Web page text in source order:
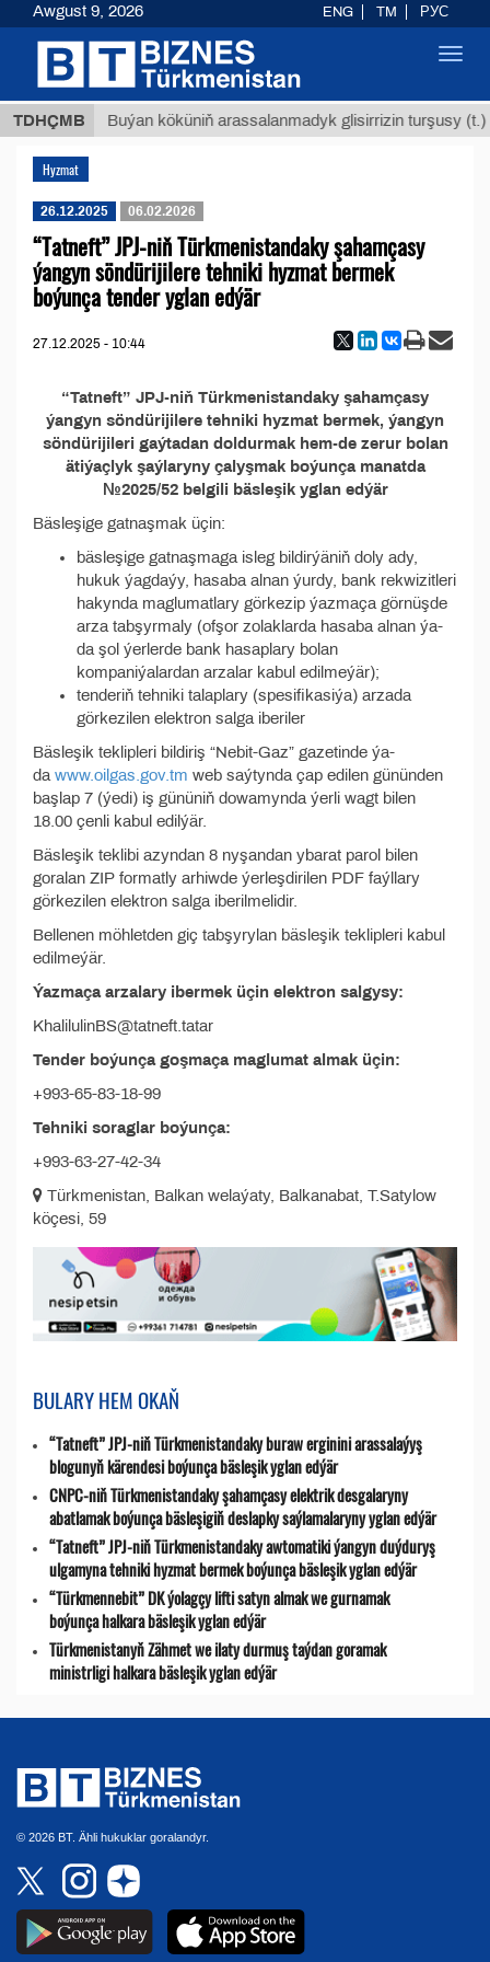
TDHÇMB
ТМТ Buýan köküniň arassalanmadyk glisirrizin turşusy (t.)
Hyzmat
26.12.2025 06.02.2026
“Tatneft” JPJ-niň Türkmenistandaky şahamçasy
ýangyn söndürijilere tehniki hyzmat bermek
boýunça tender yglan edýär
27.12.2025 - 10:44
“Tatneft” JPJ-niň Türkmenistandaky şahamçasy
ýangyn söndürijilere tehniki hyzmat bermek, ýangyn
söndürijileri gaýtadan doldurmak hem-de zerur bolan
ätiýaçlyk şaýlaryny çalyşmak boýunça manatda
№2025/52 belgili bäsleşik yglan edýär
Bäsleşige gatnaşmak üçin:
bäsleşige gatnaşmaga isleg bildirýäniň doly ady,
hukuk ýagdaýy, hasaba alnan ýurdy, bank rekwizitleri
hakynda maglumatlary görkezip ýazmaça görnüşde
arza tabşyrmaly (ofşor zolaklarda hasaba alnan ýa-
da şol ýerlerde bank hasaplary bolan
kompaniýalardan arzalar kabul edilmeýär);
tenderiň tehniki talaplary (spesifikasiýa) arzada
görkezilen elektron salga iberiler
Bäsleşik teklipleri bildiriş “Nebit-Gaz” gazetinde ýa-
da www.oilgas.gov.tm web saýtynda çap edilen gününden
başlap 7 (ýedi) iş gününiň dowamynda ýerli wagt bilen
18.00 çenli kabul edilýär.
Bäsleşik teklibi azyndan 8 nyşandan ybarat parol bilen
goralan ZIP formatly arhiwde ýerleşdirilen PDF faýllary
görkezilen elektron salga iberilmelidir.
Bellenen möhletden giç tabşyrylan bäsleşik teklipleri kabul
edilmeýär.
Ýazmaça arzalary ibermek üçin elektron salgysy:
KhalilulinBS@tatneft.tatar
Tender boýunça goşmaça maglumat almak üçin:
+993-65-83-18-99
Tehniki soraglar boýunça:
+993-63-27-42-34
Türkmenistan, Balkan welaýaty, Balkanabat, T.Satylow
köçesi, 59
BULARY HEM OKAŇ
“Tatneft” JPJ-niň Türkmenistandaky buraw erginini arassalaýyş
blogunyň kärendesi boýunça bäsleşik yglan edýär
CNPC-niň Türkmenistandaky şahamçasy elektrik desgalaryny
abatlamak boýunça bäsleşigiň deslapky saýlamalaryny yglan edýär
“Tatneft” JPJ-niň Türkmenistandaky awtomatiki ýangyn duýduryş
ulgamyna tehniki hyzmat bermek boýunça bäsleşik yglan edýär
“Türkmennebit” DK ýolagçy lifti satyn almak we gurnamak
boýunça halkara bäsleşik yglan edýär
Türkmenistanyň Zähmet we ilaty durmuş taýdan goramak
ministrligi halkara bäsleşik yglan edýär
© 2026 BT. Ähli hukuklar goralandyr.
Awgust 9, 2026 ENG TM РУС